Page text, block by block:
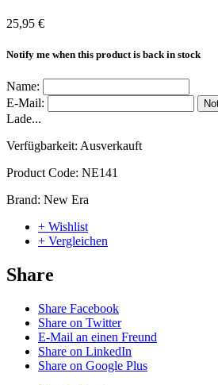
25,95 €
Notify me when this product is back in stock
Name:
E-Mail:
Lade...
Verfügbarkeit: Ausverkauft
Product Code: NE141
Brand: New Era
+ Wishlist
+ Vergleichen
Share
Share Facebook
Share on Twitter
E-Mail an einen Freund
Share on LinkedIn
Share on Google Plus